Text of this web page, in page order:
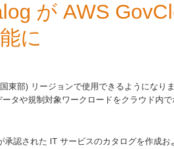
が AWS
に
東部) リージョンで使用できるようになり
タや規制対象ワークロードをクラウド内
承認された IT サービスのカタログを作成